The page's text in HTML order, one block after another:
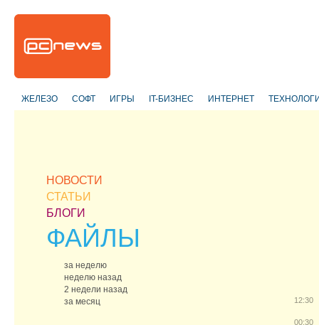
ЖЕЛЕЗО СОФТ ИГРЫ IT-БИЗНЕС ИНТЕРНЕТ
НОВОСТИ
СТАТЬИ
БЛОГИ
ФАЙЛЫ
за неделю
неделю назад
2 недели назад
за месяц
12:30
00:30